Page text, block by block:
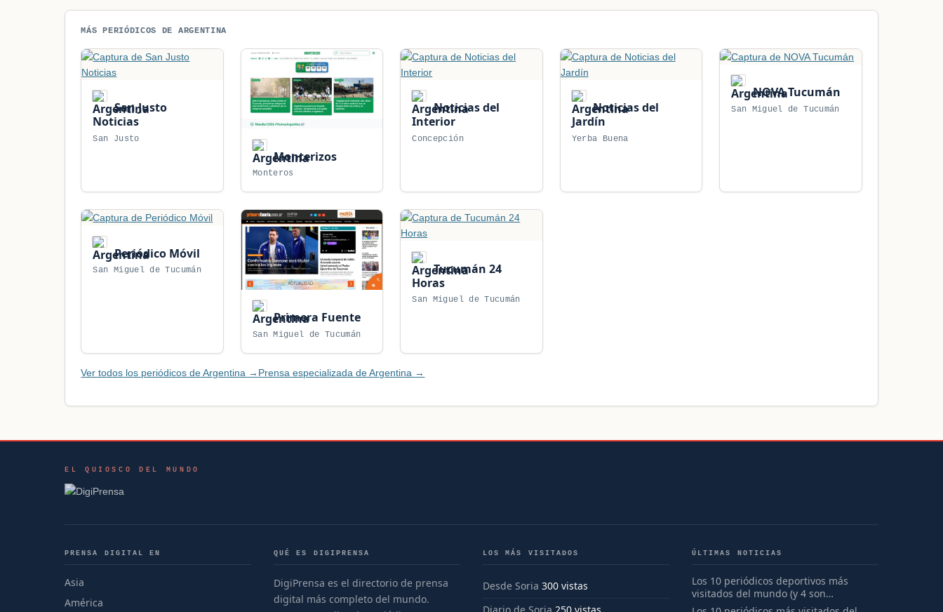
MÁS PERIÓDICOS DE ARGENTINA
San Justo
Noticias
San Justo
Monterizos
Monteros
Noticias del
Interior
Concepción
Noticias del
Jardín
Yerba Buena
NOVA Tucumán
San Miguel de Tucumán
Periódico Móvil
San Miguel de Tucumán
Primera Fuente
San Miguel de Tucumán
Tucumán 24
Horas
San Miguel de Tucumán
Ver todos los periódicos de Argentina → Prensa especializada de Argentina →
EL QUIOSCO DEL MUNDO
PRENSA DIGITAL EN
Asia
América
QUÉ ES DIGIPRENSA
DigiPrensa es el directorio de prensa
digital más completo del mundo.
LOS MÁS VISITADOS
Desde Soria 300 vistas
ÚLTIMAS NOTICIAS
Los 10 periódicos deportivos más
visitados del mundo (y 4 son
españoles)